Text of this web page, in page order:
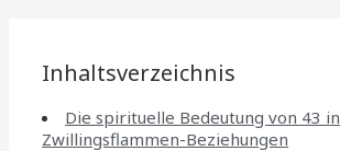
Inhaltsverzeichnis
Die spirituelle Bedeutung von 43 in
Zwillingsflammen-Beziehungen